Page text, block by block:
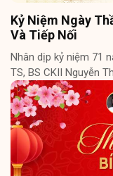
Kỷ Niệm Ngày
Và Tiếp Nối
Nhân dịp kỷ niệm 71
TS, BS CKII Nguyễn